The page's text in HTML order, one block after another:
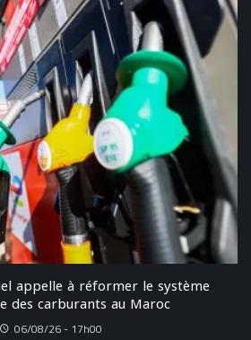
appelle à réformer le système
des carburants au Maroc
06/08/26 - 17h00